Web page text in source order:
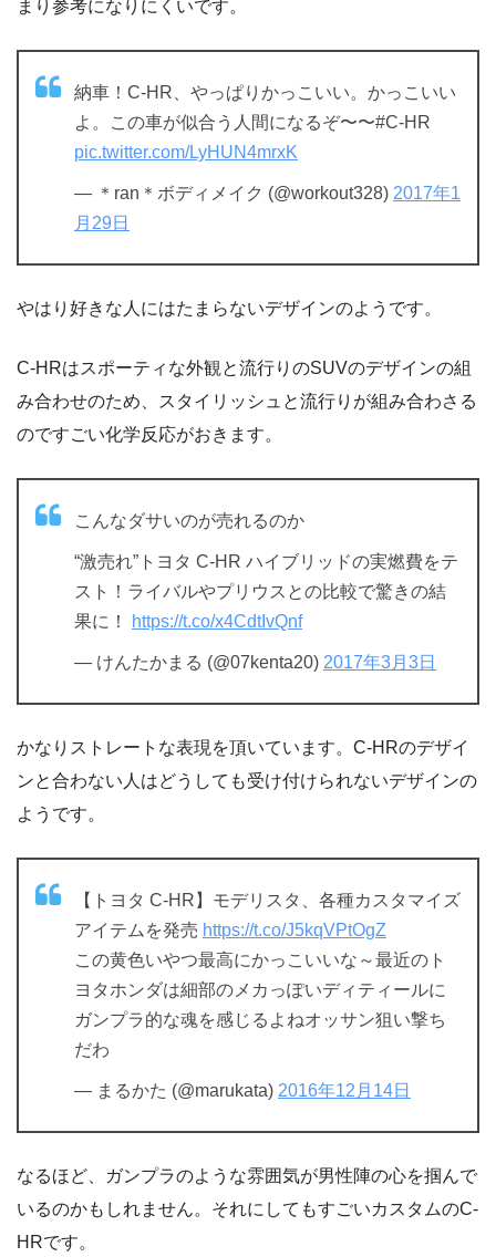
まり参考になりにくいです。
納車！C-HR、やっぱりかっこいい。かっこいい
よ。この車が似合う人間になるぞ〜〜#C-HR
pic.twitter.com/LyHUN4mrxK
— ＊ran＊ボディメイク (@workout328) 2017年1
月29日
やはり好きな人にはたまらないデザインのようです。
C-HRはスポーティな外観と流行りのSUVのデザインの組
み合わせのため、スタイリッシュと流行りが組み合わさる
のですごい化学反応がおきます。
こんなダサいのが売れるのか
“激売れ”トヨタ C-HR ハイブリッドの実燃費をテ
スト！ライバルやプリウスとの比較で驚きの結
果に！
https://t.co/x4CdtIvQnf
— けんたかまる (@07kenta20) 2017年3月3日
かなりストレートな表現を頂いています。C-HRのデザイ
ンと合わない人はどうしても受け付けられないデザインの
ようです。
【トヨタ C-HR】モデリスタ、各種カスタマイズ
アイテムを発売 https://t.co/J5kqVPtOgZ
この黄色いやつ最高にかっこいいな～最近のト
ヨタホンダは細部のメカっぽいディティールに
ガンプラ的な魂を感じるよねオッサン狙い撃ち
だわ
— まるかた (@marukata) 2016年12月14日
なるほど、ガンプラのような雰囲気が男性陣の心を掴んで
いるのかもしれません。それにしてもすごいカスタムのC-
HRです。